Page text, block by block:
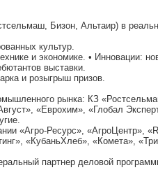
Бизон, Альтаир) в
культур.
и экономике. • Инновации:
выставки.
и розыгрыш призов.
рынка: КЗ
«Еврохим», «Глобал
«Агро-Ресурс», «АгроЦентр»,
«КубаньХлеб», «Комета»,
партнер деловой